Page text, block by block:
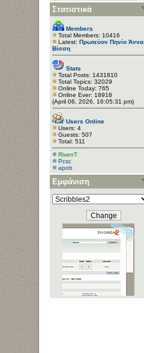
Στατιστικά
Members
Total Members: 10416
Latest: Πρωτεύον Πηνίο Άννα
Βίσση
Stats
Total Posts: 1431810
Total Topics: 32029
Online Today: 765
Online Ever: 18918
(April 06, 2026, 16:05:31 pm)
Users Online
Users: 4
Guests: 507
Total: 511
RivenT
Pcsc
apob
Εμφάνιση